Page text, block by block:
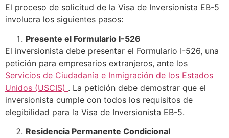
El proceso de solicitud de la Visa de Inversionista EB-5
involucra los siguientes pasos:
Presente el Formulario I-526
El inversionista debe presentar el Formulario I-526, una
petición para empresarios extranjeros, ante los
Servicios de Ciudadanía e Inmigración de los Estados
Unidos (USCIS) . La petición debe demostrar que el
inversionista cumple con todos los requisitos de
elegibilidad para la Visa de Inversionista EB-5.
Residencia Permanente Condicional